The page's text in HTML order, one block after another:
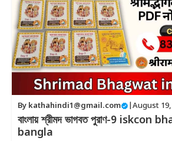
By kathahindi1@gmail.com August 19,
বাংলায় শ্রীমদ ভাগবত পুরাণ-9
bangla